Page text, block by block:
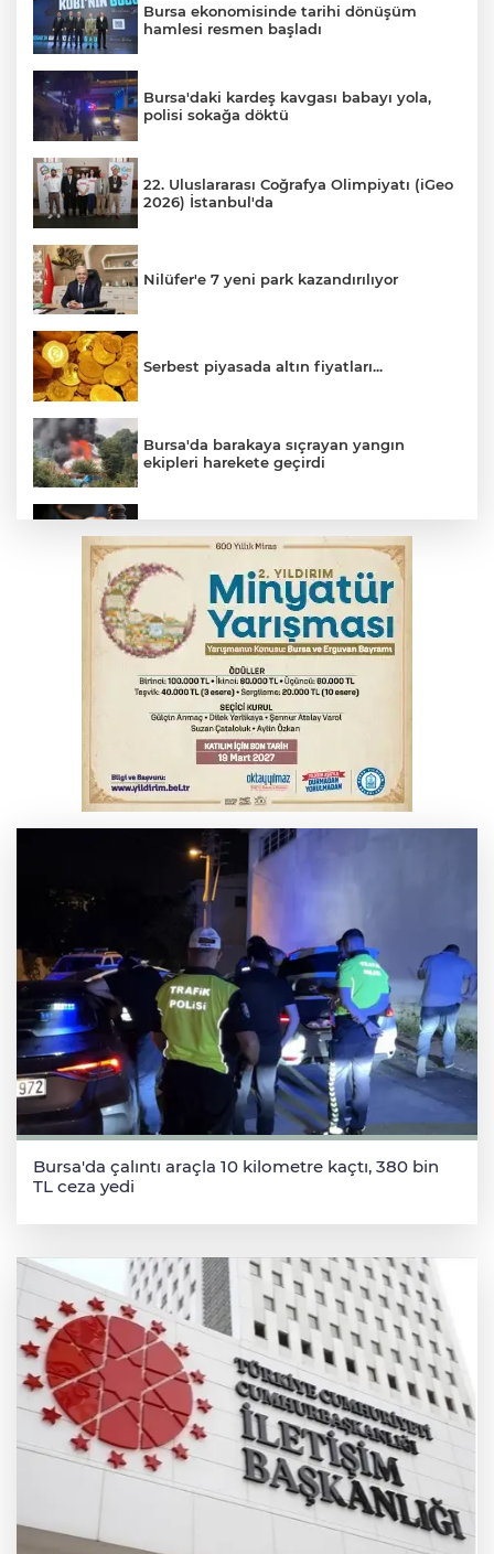
Bursa ekonomisinde tarihi dönüşüm
hamlesi resmen başladı
Bursa'daki kardeş kavgası babayı yola,
polisi sokağa döktü
22. Uluslararası Coğrafya Olimpiyatı (iGeo
2026) İstanbul'da
Nilüfer'e 7 yeni park kazandırılıyor
Serbest piyasada altın fiyatları...
Bursa'da barakaya sıçrayan yangın
ekipleri harekete geçirdi
Yargıtay’dan primle çalışanlara müjde
TOFAŞ Basketbol'da sağlık kontrolleri
başladı
Bursa’da bugün hava nasıl olacak?
Osmangazi’de iş arayanlara destek
Bursa'da çalıntı araçla 10 kilometre kaçtı, 380 bin
TL ceza yedi